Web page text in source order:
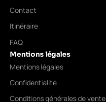
Contact
Itinéraire
FAQ
Mentions légales
Mentions légales
Confidentialité
Conditions générales de vente